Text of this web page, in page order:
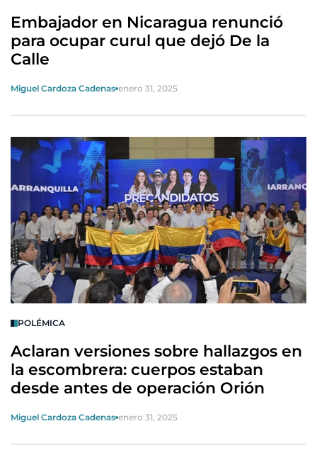
Embajador en Nicaragua renunció
para ocupar curul que dejó De la
Calle
Miguel Cardoza Cadenas enero 31, 2025
POLÉMICA
Aclaran versiones sobre hallazgos en
la escombrera: cuerpos estaban
desde antes de operación Orión
Miguel Cardoza Cadenas enero 31, 2025